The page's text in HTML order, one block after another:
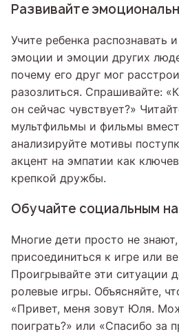
Развивайте
Учите ребенка распознавать
эмоции и эмоции других
почему его друг мог
разозлиться. Спрашивайте:
он сейчас чувствует?»
мультфильмы и фильмы
анализируйте мотивы
акцент на эмпатии как
крепкой дружбы.
Обучайте социальным
Многие дети просто не
присоединиться к игре или
Проигрывайте эти ситуации
ролевые игры. Объясняйте,
«Привет, меня зовут Юля.
поиграть?» или «Спасибо за